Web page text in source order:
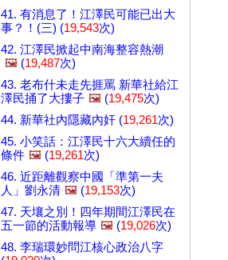
41. 有消息了！江澤民可能已出大
事？！(三) (19,543次)
42. 江澤民掀起中南海整容熱潮
🖼️ (19,487次)
43. 老布什未走先捱罵 新華社給江
澤民捅了大摟子 🖼️ (19,475次)
44. 新華社內隱藏內奸 (19,261次)
45. 小笑話：江澤民十六大續任的
條件 🖼️ (19,261次)
46. 近距離觀察中國「準第一夫
人」劉永清 🖼️ (19,153次)
47. 天壤之別！四年期間江澤民在
五一節的活動報導 🖼️ (19,026次)
48. 李瑞環妙問江核心政治八字